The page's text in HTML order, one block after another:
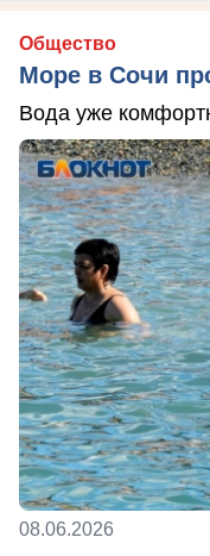
Общество
Море в Сочи
Вода уже
08.06.2026